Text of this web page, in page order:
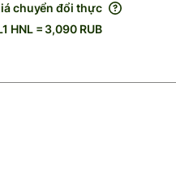
chuyển đổi thực
HNL = 3,090 RUB